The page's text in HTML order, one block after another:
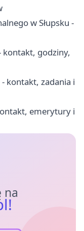
w Słupsku -
kontakt, godziny,
kontakt, zadania i
emerytury i
na